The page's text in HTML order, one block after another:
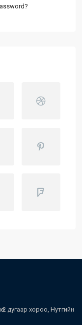
2 дугаар хороо, Нутгийн